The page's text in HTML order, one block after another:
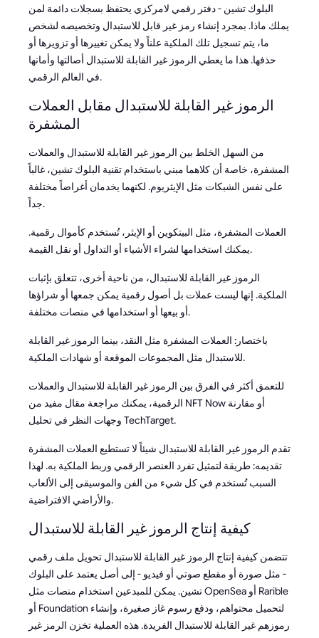
البلوك تشين - دفتر رقمي لامركزي يحتفظ بسجلات دائمة لمن
يملك ماذا. بمجرد إنشاء رمز غير قابل للاستبدال وتخصيصه لشخص
ما، يتم تسجيل تلك الملكية علناً ولا يمكن تغييرها أو تزويرها أو
حذفها. هذا ما يعطي الرموز غير القابلة للاستبدال أصالتها وأمانها
في العالم الرقمي.
الرموز غير القابلة للاستبدال مقابل العملات
المشفرة
من السهل الخلط بين الرموز غير القابلة للاستبدال والعملات
المشفرة، خاصة أن كلاهما مبني باستخدام تقنية البلوك تشين، غالباً
على نفس الشبكات مثل الإيثريوم. لكنهما يخدمان أغراضاً مختلفة
جداً.
العملات المشفرة، مثل البيتكوين أو الإيثر، تُستخدم كأموال رقمية.
يمكنك استخدامها لشراء الأشياء أو التداول أو نقل القيمة.
الرموز غير القابلة للاستبدال، من ناحية أخرى، تتعلق بإثبات
الملكية. إنها ليست عملات بل أصول رقمية يمكن جمعها أو شراؤها
أو بيعها أو استخدامها في منصات مختلفة.
باختصار: العملات المشفرة مثل النقد، بينما الرموز غير القابلة
للاستبدال مثل المجموعات الموقعة أو شهادات الملكية.
للتعمق أكثر في الفرق بين الرموز غير القابلة للاستبدال والعملات
الرقمية، يمكنك مراجعة مقال مفيد من NFT Now أو مقارنة
وجهات النظر في تحليل TechTarget.
تقدم الرموز غير القابلة للاستبدال شيئاً لا تستطيع العملات المشفرة
تقديمه: طريقة لتمثيل تفرد العنصر الرقمي وربط الملكية به. لهذا
السبب تُستخدم في كل شيء من الفن والموسيقى إلى الألعاب
والأراضي الافتراضية.
كيفية إنتاج الرموز غير القابلة للاستبدال
تتضمن كيفية إنتاج الرموز غير القابلة للاستبدال تحويل ملف رقمي
- مثل صورة أو مقطع صوتي أو فيديو - إلى أصل يعتمد على البلوك
تشين. يمكن للمبدعين استخدام منصات مثل OpenSea أو Rarible
أو Foundation لتحميل محتواهم، ودفع رسوم غاز صغيرة، وإنشاء
رموزهم غير القابلة للاستبدال الفريدة. هذه العملية تخزن الرمز غير